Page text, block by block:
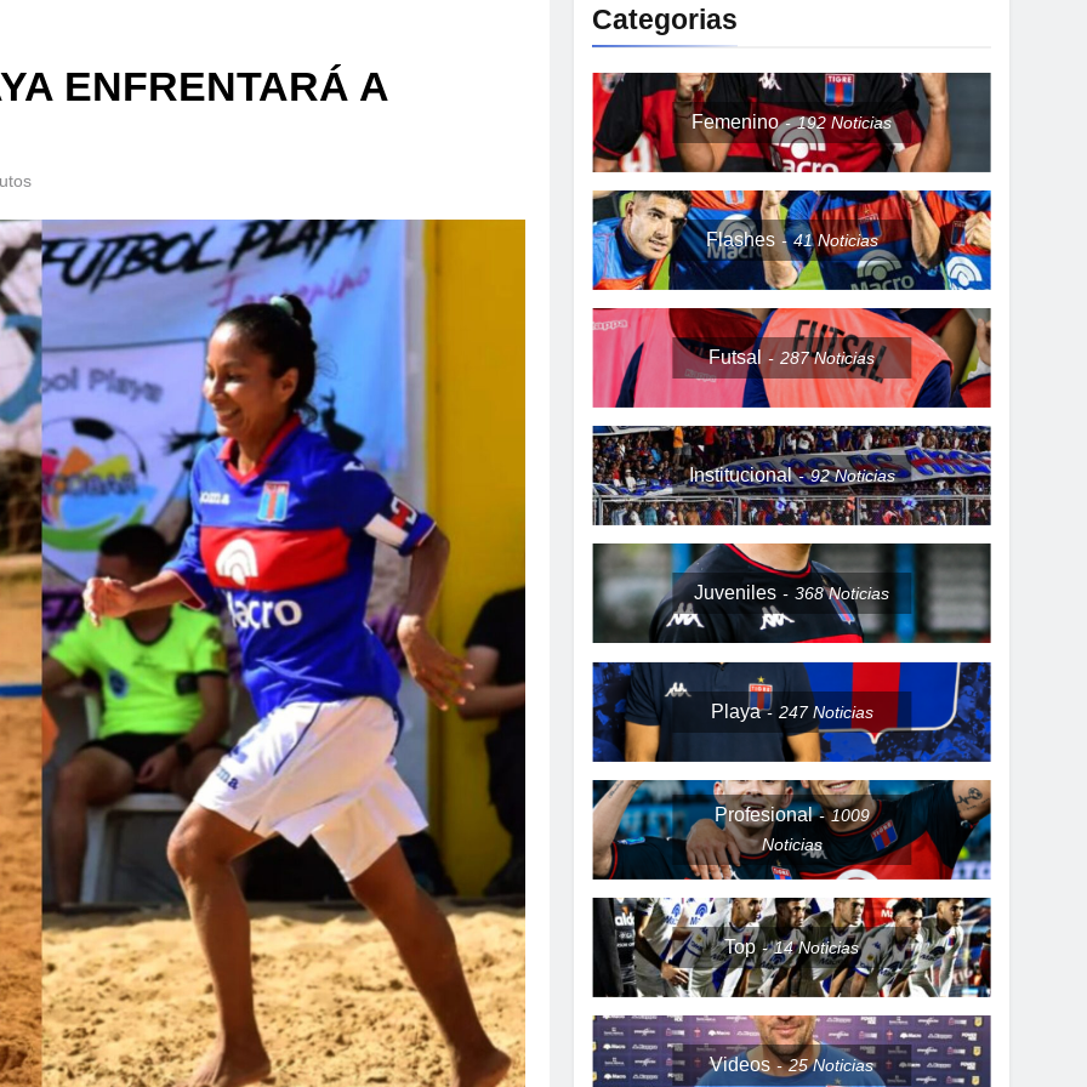
ENFRENTARÁ A
Categorias
Femenino 192Noticias
Flashes 41Noticias
Futsal 287Noticias
Institucional 92Noticias
Juveniles 368Noticias
Playa 247Noticias
Profesional
1009
Noticias
Top 14Noticias
Videos 25Noticias